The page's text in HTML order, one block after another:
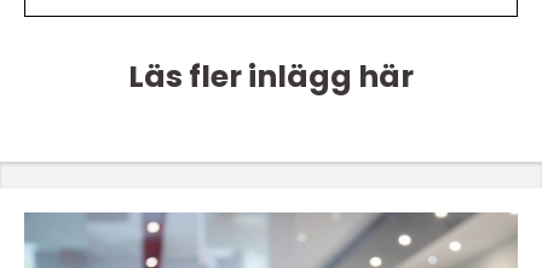
Läs fler inlägg här